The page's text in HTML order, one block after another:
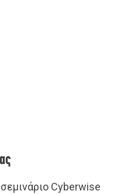
Cyberwise